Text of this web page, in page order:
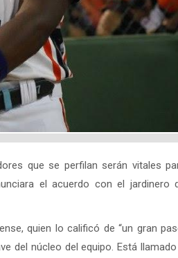
que se perfilan serán vitales
el acuerdo con el jardinero
quien lo calificó de “un gran
del núcleo del equipo. Está